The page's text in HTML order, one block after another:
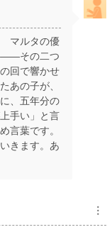
マルタの優
——その二つ
回で響かせ
あの子が、
、五年分の
手い」と言
言葉です。
きます。あ
︙